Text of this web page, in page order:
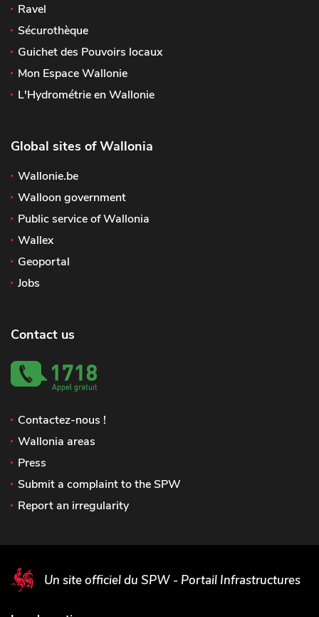
Ravel
Sécurothèque
Guichet des Pouvoirs locaux
Mon Espace Wallonie
L'Hydrométrie en Wallonie
Global sites of Wallonia
Wallonie.be
Walloon government
Public service of Wallonia
Wallex
Geoportal
Jobs
Contact us
Contactez-nous !
Wallonia areas
Press
Submit a complaint to the SPW
Report an irregularity
Un site officiel du SPW - Portail Infrastructures